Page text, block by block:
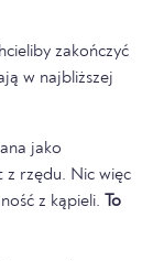
zakończyć
w najbliższej
jako
z kąpieli. To